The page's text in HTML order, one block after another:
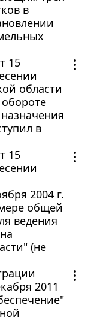
в
15
области
в
15
2004 г.
общей
ведения
(не
2011